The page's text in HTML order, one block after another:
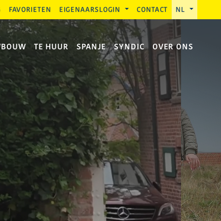
FAVORIETEN EIGENAARSLOGIN CONTACT NL
TE HUUR SPANJE SYNDIC OVER ONS